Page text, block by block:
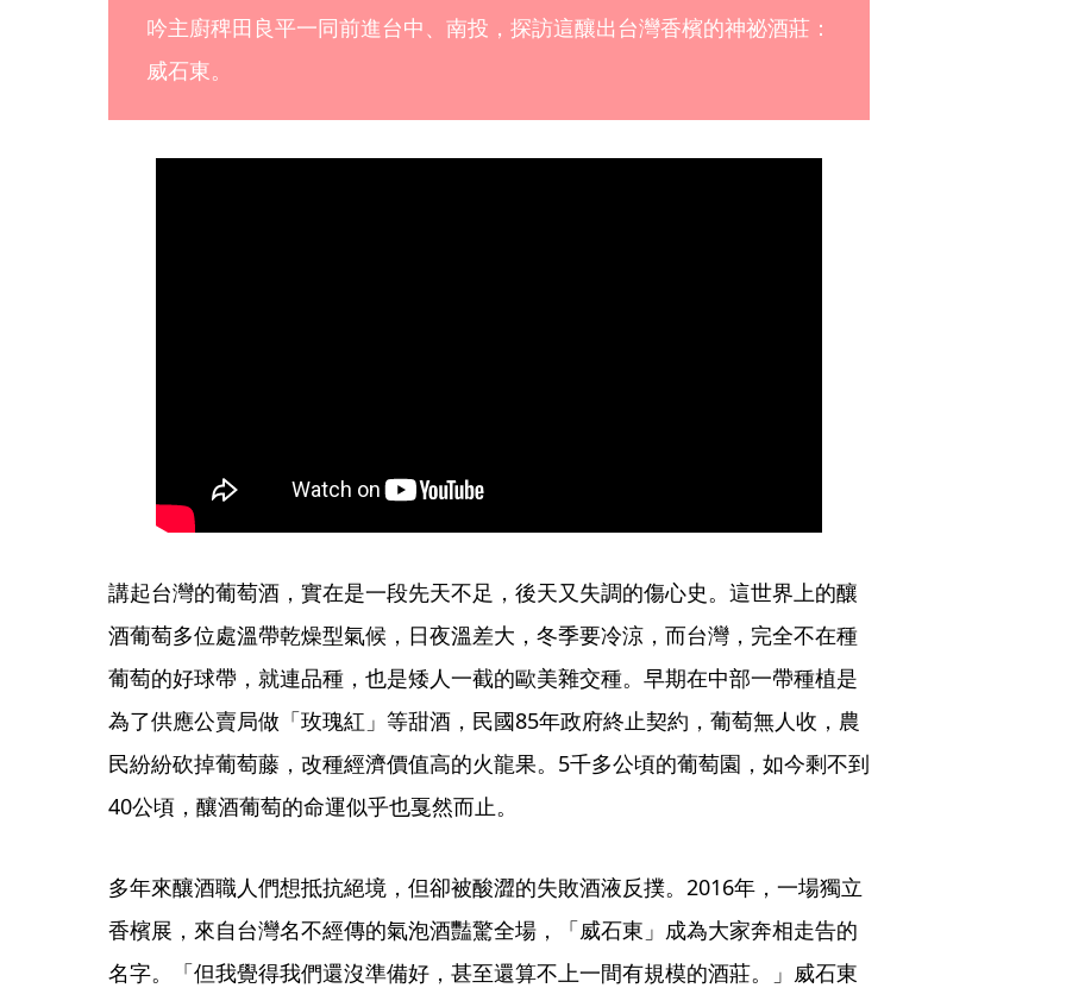
吟主廚稗田良平一同前進台中、南投，探訪這釀出台灣香檳的神祕酒莊：
威石東。
講起台灣的葡萄酒，實在是一段先天不足，後天又失調的傷心史。這世界上的釀
酒葡萄多位處溫帶乾燥型氣候，日夜溫差大，冬季要冷涼，而台灣，完全不在種
葡萄的好球帶，就連品種，也是矮人一截的歐美雜交種。早期在中部一帶種植是
為了供應公賣局做「玫瑰紅」等甜酒，民國85年政府終止契約，葡萄無人收，農
民紛紛砍掉葡萄藤，改種經濟價值高的火龍果。5千多公頃的葡萄園，如今剩不到
40公頃，釀酒葡萄的命運似乎也戛然而止。
多年來釀酒職人們想抵抗絕境，但卻被酸澀的失敗酒液反撲。2016年，一場獨立
香檳展，來自台灣名不經傳的氣泡酒豔驚全場，「威石東」成為大家奔相走告的
名字。「但我覺得我們還沒準備好，甚至還算不上一間有規模的酒莊。」威石東